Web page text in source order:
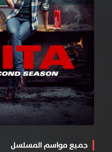
جميع مواسم المسلسل